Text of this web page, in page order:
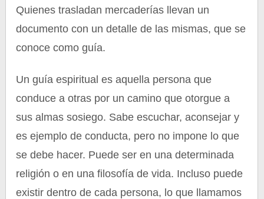
Quienes trasladan mercaderías llevan un
documento con un detalle de las mismas, que se
conoce como guía.
Un guía espiritual es aquella persona que
conduce a otras por un camino que otorgue a
sus almas sosiego. Sabe escuchar, aconsejar y
es ejemplo de conducta, pero no impone lo que
se debe hacer. Puede ser en una determinada
religión o en una filosofía de vida. Incluso puede
existir dentro de cada persona, lo que llamamos